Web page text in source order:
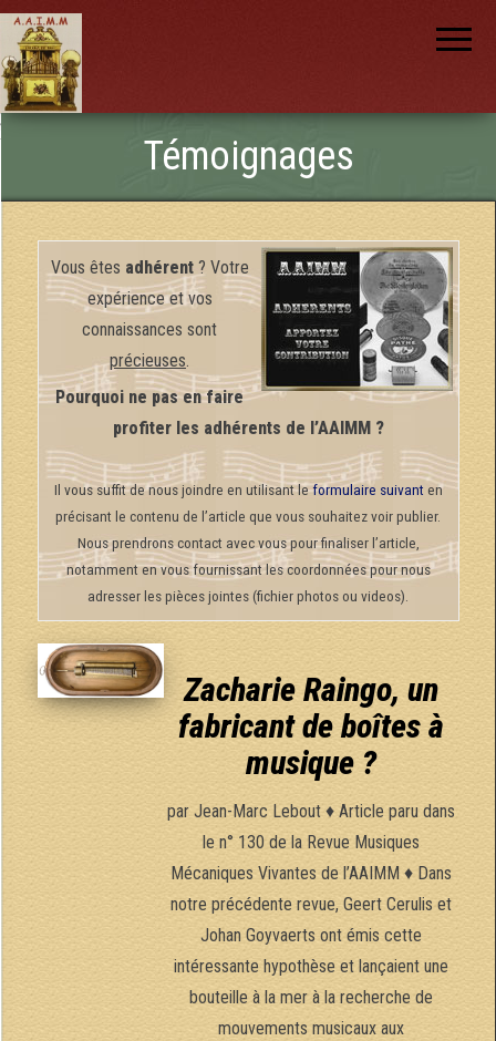
Musique
Témoignages
Vous êtes adhérent? Votre
expérience et vos
connaissances sont
précieuses.
Pourquoi ne pas en faire
profiter les adhérents de l’AAIMM ?
Il vous suffit de nous joindre en utilisant leformulaire suivant en
précisant le contenu de l’article que vous souhaitez voir publier.
Nous prendrons contact avec vous pour finaliser l’article,
notamment en vous fournissant les coordonnées pour nous
adresser les pièces jointes (fichier photos ou videos).
Zacharie Raingo, un
fabricant de boîtes à
musique ?
par Jean-Marc Lebout ♦ Article paru dans
le n° 130 de la Revue Musiques
Mécaniques Vivantes de l’AAIMM ♦ Dans
notre précédente revue, Geert Cerulis et
Johan Goyvaerts ont émis cette
intéressante hypothèse et lançaient une
bouteille à la mer à la recherche de
mouvements musicaux aux